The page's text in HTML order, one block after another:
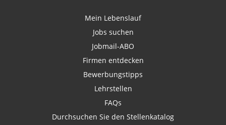
Mein Lebenslauf
Jobs suchen
Jobmail-ABO
Firmen entdecken
Bewerbungstipps
Lehrstellen
FAQs
Durchsuchen Sie den Stellenkatalog